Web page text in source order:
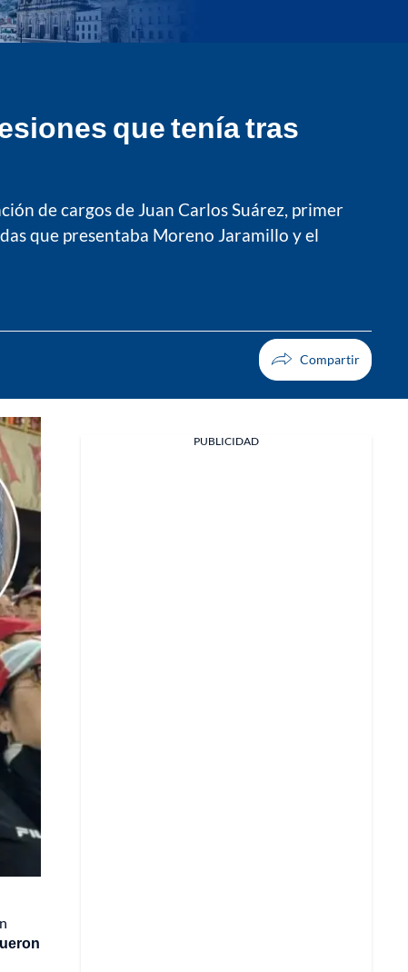
que tenía tras
de cargos de Juan Carlos Suárez, primer
que presentaba Moreno Jaramillo y el
PUBLICIDAD